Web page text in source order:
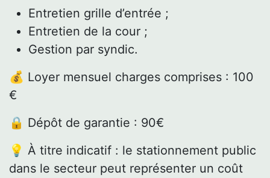
Entretien grille d’entrée ;
Entretien de la cour ;
Gestion par syndic.
💰 Loyer mensuel charges comprises : 100
€
🔒 Dépôt de garantie : 90€
💡 À titre indicatif : le stationnement public
dans le secteur peut représenter un coût